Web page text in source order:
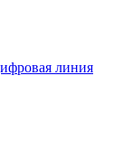
линия